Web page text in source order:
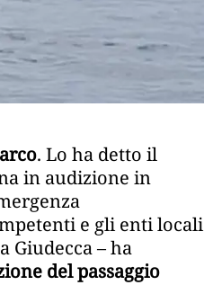
. Lo ha detto il
in audizione in
e gli enti locali
Giudecca – ha
del passaggio